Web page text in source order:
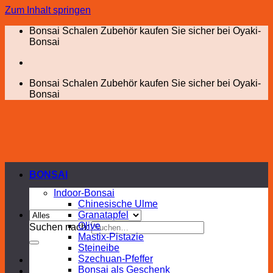
Zum Inhalt springen
Bonsai Schalen Zubehör kaufen Sie sicher bei Oyaki-
Bonsai
Bonsai Schalen Zubehör kaufen Sie sicher bei Oyaki-
Bonsai
Suchen nach:
BONSAI
Indoor-Bonsai
Chinesische Ulme
Granatapfel
Olive
Mastix-Pistazie
Steineibe
Szechuan-Pfeffer
Bonsai als Geschenk